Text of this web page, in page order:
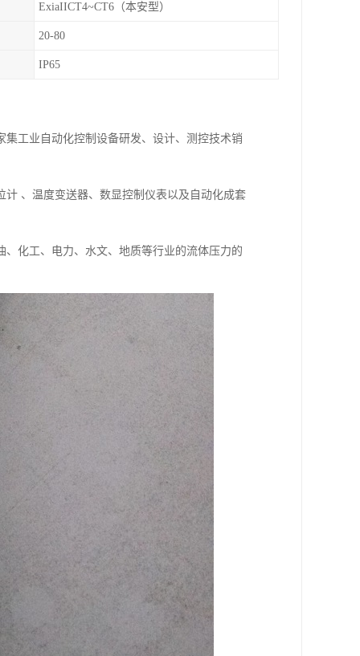
ExiaIICT4~CT6（本安型）
20-80
IP65
工业自动化控制设备研发、设计、测控技术销
、温度变送器、数显控制仪表以及自动化成套
化工、电力、水文、地质等行业的流体压力的